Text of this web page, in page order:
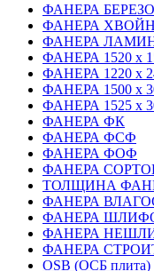
ФАНЕРА
ФАНЕРА
ФАНЕРА
ФАНЕРА 1520 х
ФАНЕРА 1220 х
ФАНЕРА 1500 х
ФАНЕРА 1525 х
ФАНЕРА ФК
ФАНЕРА ФСФ
ФАНЕРА ФОФ
ФАНЕРА
ТОЛЩИНА
ФАНЕРА
ФАНЕРА
ФАНЕРА
ФАНЕРА
OSB (ОСБ плита)